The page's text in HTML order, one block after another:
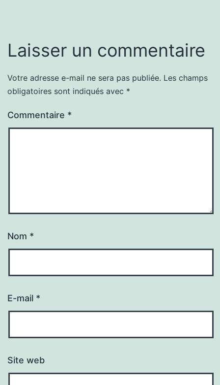
Laisser un commentaire
Votre adresse e-mail ne sera pas publiée. Les champs
obligatoires sont indiqués avec *
Commentaire *
Nom *
E-mail *
Site web